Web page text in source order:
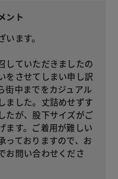
ント
ます。
していただきましたの
をさせてしまい申し訳
街中までをカジュアル
ました。丈詰めせずす
たが、股下サイズがご
ます。ご着用が難しい
っておりますので、お
お問い合わせくださ